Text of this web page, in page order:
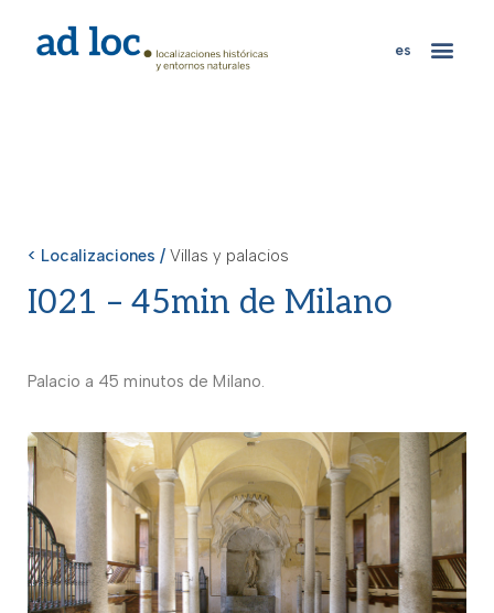
es
< Localizaciones / Villas y palacios
I021 – 45min de Milano
Palacio a 45 minutos de Milano.